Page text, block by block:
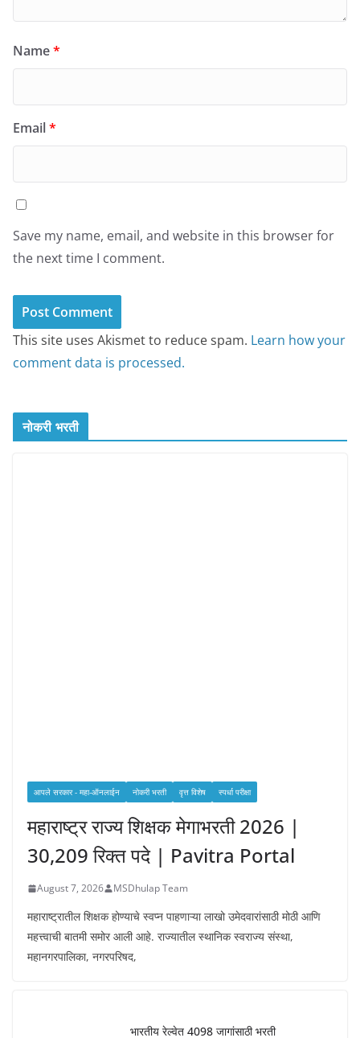
Name*
Email*
Save my name, email, and website in this browser for
the next time I comment.
This site uses Akismet to reduce spam. Learn how your
comment data is processed.
नोकरी भरती
आपले सरकार - महा-ऑनलाईन नोकरी भरती वृत्त विशेष स्पर्धा परीक्षा
महाराष्ट्र राज्य शिक्षक मेगाभरती 2026 |
30,209 रिक्त पदे | Pavitra Portal
August 7, 2026 MSDhulap Team
महाराष्ट्रातील शिक्षक होण्याचे स्वप्न पाहणाऱ्या लाखो उमेदवारांसाठी मोठी आणि
महत्त्वाची बातमी समोर आली आहे. राज्यातील स्थानिक स्वराज्य संस्था,
महानगरपालिका, नगरपरिषद,
भारतीय रेल्वेत 4098 जागांसाठी भरती